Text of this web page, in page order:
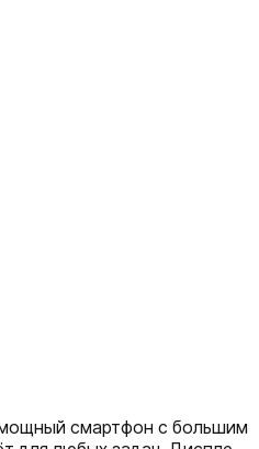
смартфон с большим